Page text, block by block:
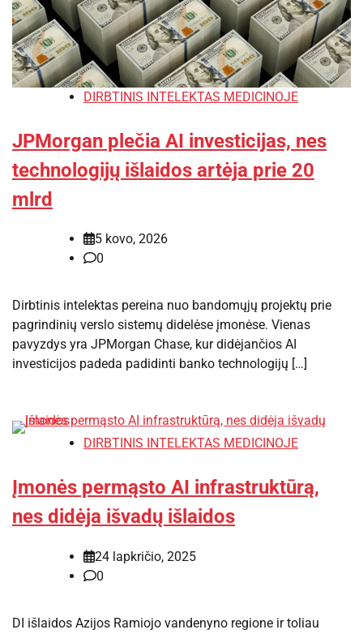
DIRBTINIS INTELEKTAS MEDICINOJE
JPMorgan plečia AI investicijas, nes
technologijų išlaidos artėja prie 20
mlrd
5 kovo, 2026
0
Dirbtinis intelektas pereina nuo bandomųjų projektų prie
pagrindinių verslo sistemų didelėse įmonėse. Vienas
pavyzdys yra JPMorgan Chase, kur didėjančios AI
investicijos padeda padidinti banko technologijų […]
DIRBTINIS INTELEKTAS MEDICINOJE
Įmonės permąsto AI infrastruktūrą,
nes didėja išvadų išlaidos
24 lapkričio, 2025
0
DI išlaidos Azijos Ramiojo vandenyno regione ir toliau